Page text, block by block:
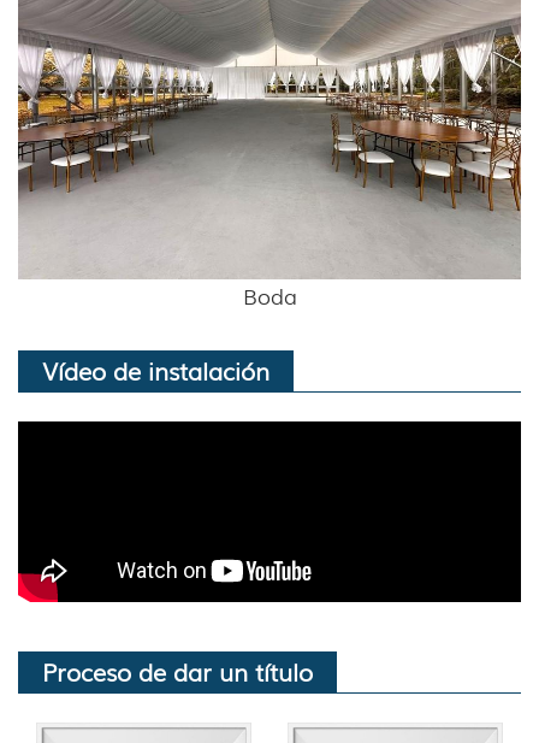
Boda
Vídeo de instalación
Proceso de dar un título